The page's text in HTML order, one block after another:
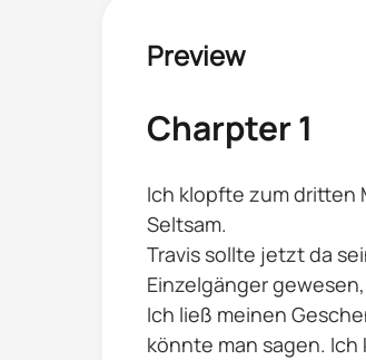
Preview
Charpter 1
Ich klopfte zum dritten
Seltsam.
Travis sollte jetzt da
Einzelgänger
Ich ließ meinen
könnte man sagen. Ich